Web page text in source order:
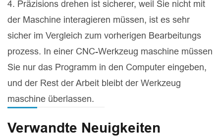
4. Präzisions drehen ist sicherer, weil Sie nicht mit
der Maschine interagieren müssen, ist es sehr
sicher im Vergleich zum vorherigen Bearbeitungs
prozess. In einer CNC-Werkzeug maschine müssen
Sie nur das Programm in den Computer eingeben,
und der Rest der Arbeit bleibt der Werkzeug
maschine überlassen.
Verwandte Neuigkeiten